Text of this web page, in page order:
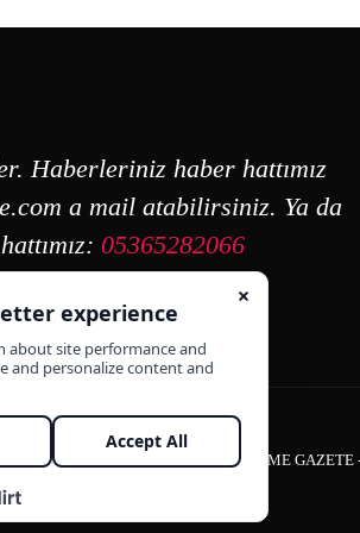
Haberleriniz haber hattımız
a mail atabilirsiniz. Ya da
05365282066
ÇEŞME